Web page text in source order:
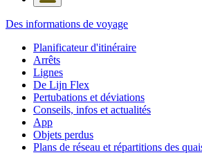
Des informations de voyage
Planificateur d'itinéraire
Arrêts
Lignes
De Lijn Flex
Pertubations et déviations
Conseils, infos et actualités
App
Objets perdus
Plans de réseau et répartitions des